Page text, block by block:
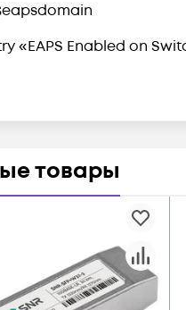
«EAPS Enabled on
товары